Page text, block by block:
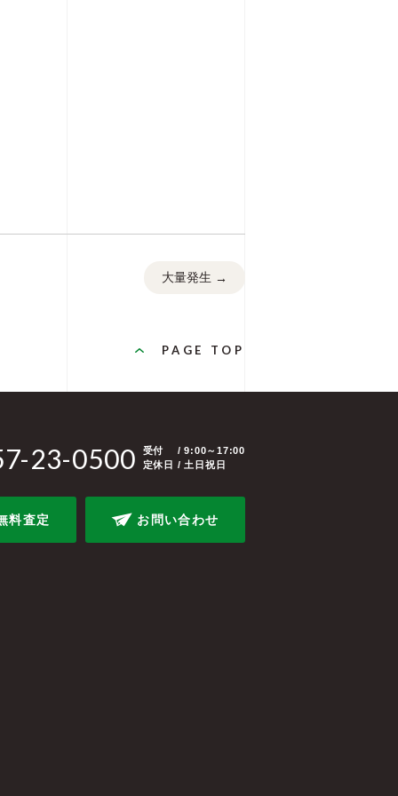
大量発生 →
PAGE TOP
23-0500 受付
/ 9:00～17:00
定休日 / 土日祝日
料査定 お問い合わせ